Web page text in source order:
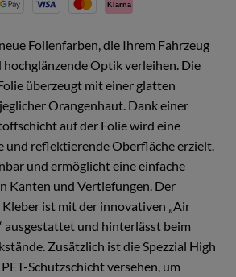
Klarna
Folienfarben, die Ihrem Fahrzeug
Optik verleihen. Die
überzeugt mit einer glatten
Orangenhaut. Dank einer
auf der Folie wird eine
und reflektierende Oberfläche erzielt.
und ermöglicht eine einfache
Kanten und Vertiefungen. Der
Kleber ist mit der innovativen „Air
ausgestattet und hinterlässt beim
Zusätzlich ist die Spezzial High
Schutzschicht versehen, um